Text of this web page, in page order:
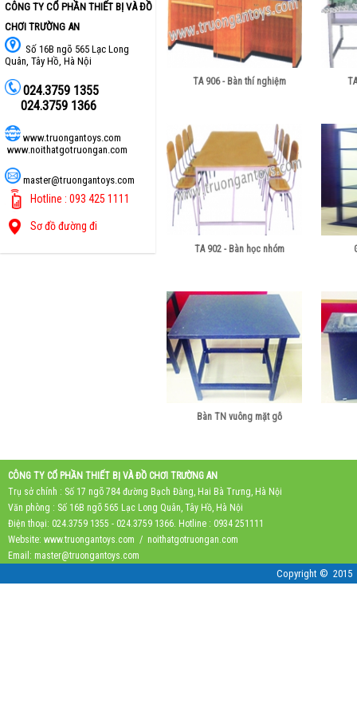
CÔNG TY CỔ PHẦN THIẾT BỊ VÀ ĐỒ
CHƠI TRƯỜNG AN
Số 16B ngõ 565 Lạc Long
Quân, Tây Hồ, Hà Nội
024.3759 1355
024.3759 1366
www.truongantoys.com
www.noithatgotruongan.com
master@truongantoys.com
Hotline : 093 425 1111
Sơ đồ đường đi
TA 906 - Bàn thí nghiệm
TA 902 - Bàn học nhóm
Bàn TN vuông mặt gỗ
CÔNG TY CỔ PHẦN THIẾT BỊ VÀ ĐỒ CHƠI TRƯỜNG AN
Trụ sở chính : Số 17 ngõ 784 đường Bạch Đằng, Hai Bà Trưng, Hà Nội
Văn phòng : Số 16B ngõ 565 Lạc Long Quân, Tây Hồ, Hà Nội
Điện thoại: 024.3759 1355 - 024.3759 1366. Hotline : 0934 251111
Website: www.truongantoys.com / noithatgotruongan.com
Email: master@truongantoys.com
Copyright © 2015